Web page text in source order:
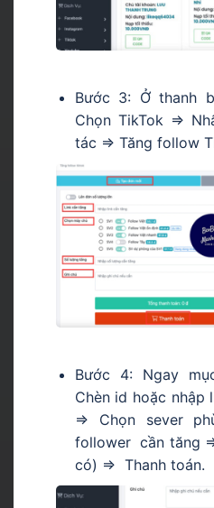
Bước 3: Ở thanh
Chọn TikTok =>
tác => Tăng follow
Bước 4: Ngay
Chèn id hoặc nhập
=> Chọn sever
follower cần tăng
có) => Thanh toán.